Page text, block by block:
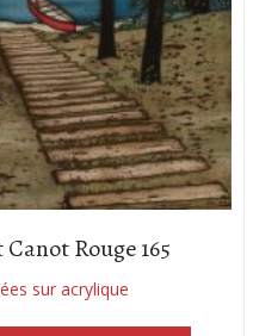
Rouge 165
sur acrylique